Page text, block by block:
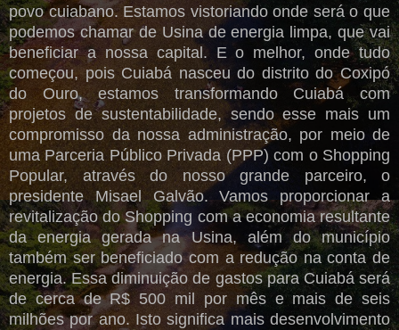
povo cuiabano. Estamos vistoriando onde será o que
podemos chamar de Usina de energia limpa, que vai
beneficiar a nossa capital. E o melhor, onde tudo
começou, pois Cuiabá nasceu do distrito do Coxipó
do Ouro, estamos transformando Cuiabá com
projetos de sustentabilidade, sendo esse mais um
compromisso da nossa administração, por meio de
uma Parceria Público Privada (PPP) com o Shopping
Popular, através do nosso grande parceiro, o
presidente Misael Galvão. Vamos proporcionar a
revitalização do Shopping com a economia resultante
da energia gerada na Usina, além do município
também ser beneficiado com a redução na conta de
energia. Essa diminuição de gastos para Cuiabá será
de cerca de R$ 500 mil por mês e mais de seis
milhões por ano. Isto significa mais desenvolvimento